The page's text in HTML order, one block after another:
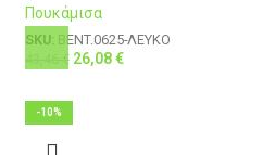
Πουκάμισα
SKU: BENT.0625-ΛΕΥΚΟ
€ 26,08€
-10%